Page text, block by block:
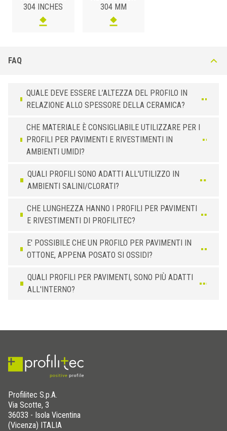
ACCIAIO INOX 304 / SPAZZOLATO
10
304 INCHES
304 MM
FAQ
QUALE DEVE ESSERE L’ALTEZZA DEL PROFILO IN
RELAZIONE ALLO SPESSORE DELLA CERAMICA?
CHE MATERIALE È CONSIGLIABILE UTILIZZARE PER I
PROFILI PER PAVIMENTI E RIVESTIMENTI IN
AMBIENTI UMIDI?
QUALI PROFILI SONO ADATTI ALL'UTILIZZO IN
AMBIENTI SALINI/CLORATI?
CHE LUNGHEZZA HANNO I PROFILI PER PAVIMENTI
E RIVESTIMENTI DI PROFILITEC?
E' POSSIBILE CHE UN PROFILO PER PAVIMENTI IN
OTTONE, APPENA POSATO SI OSSIDI?
QUALI PROFILI PER PAVIMENTI, SONO PIÙ ADATTI
ALL'INTERNO?
Profilitec S.p.A.
Via Scotte, 3
36033 - Isola Vicentina
(Vicenza) ITALIA